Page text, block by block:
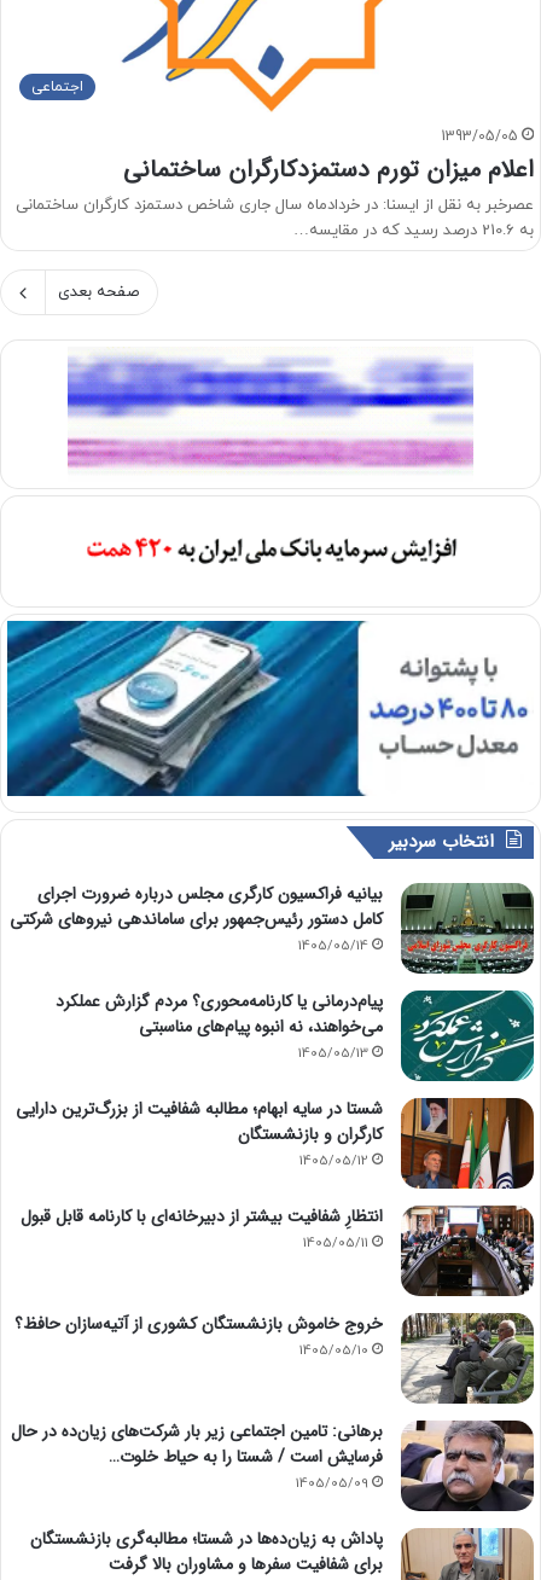
اجتماعی
1393/05/05
اعلام میزان تورم دستمزدکارگران ساختمانی
عصرخبر به نقل از ایسنا: در خرداد‌ماه سال جاری شاخص دستمزد کارگران ساختمانی
به 210.6 درصد رسید که در مقایسه…
صفحه بعدی
انتخاب سردبیر
بیانیه فراکسیون کارگری مجلس درباره ضرورت اجرای
کامل دستور رئیس‌جمهور برای ساماندهی نیروهای شرکتی
1405/05/14
پیام‌درمانی یا کارنامه‌محوری؟ مردم گزارش عملکرد
می‌خواهند، نه انبوه پیام‌های مناسبتی
1405/05/13
شستا در سایه ابهام؛ مطالبه شفافیت از بزرگ‌ترین دارایی
کارگران و بازنشستگان
1405/05/12
انتظارِ شفافیت بیشتر از دبیرخانه‌ای با کارنامه قابل قبول
1405/05/11
خروج خاموش بازنشستگان کشوری از آتیه‌سازان حافظ؟
1405/05/10
برهانی: تامین اجتماعی زیر بار شرکت‌های زیان‌ده در حال
فرسایش است / شستا را به حیاط خلوت…
1405/05/09
پاداش به زیان‌ده‌ها در شستا؛ مطالبه‌گری بازنشستگان
برای شفافیت سفرها و مشاوران بالا گرفت